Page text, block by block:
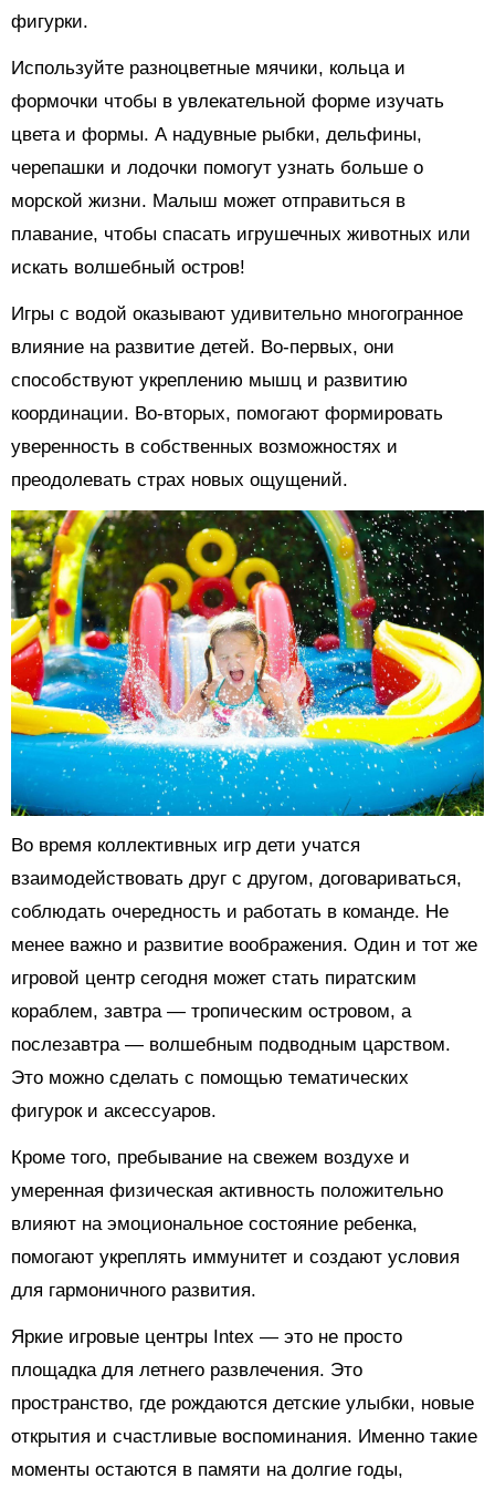
фигурки.
Используйте разноцветные мячики, кольца и
формочки чтобы в увлекательной форме изучать
цвета и формы. А надувные рыбки, дельфины,
черепашки и лодочки помогут узнать больше о
морской жизни. Малыш может отправиться в
плавание, чтобы спасать игрушечных животных или
искать волшебный остров!
Игры с водой оказывают удивительно многогранное
влияние на развитие детей. Во-первых, они
способствуют укреплению мышц и развитию
координации. Во-вторых, помогают формировать
уверенность в собственных возможностях и
преодолевать страх новых ощущений.
Во время коллективных игр дети учатся
взаимодействовать друг с другом, договариваться,
соблюдать очередность и работать в команде. Не
менее важно и развитие воображения. Один и тот же
игровой центр сегодня может стать пиратским
кораблем, завтра — тропическим островом, а
послезавтра — волшебным подводным царством.
Это можно сделать с помощью тематических
фигурок и аксессуаров.
Кроме того, пребывание на свежем воздухе и
умеренная физическая активность положительно
влияют на эмоциональное состояние ребенка,
помогают укреплять иммунитет и создают условия
для гармоничного развития.
Яркие игровые центры Intex — это не просто
площадка для летнего развлечения. Это
пространство, где рождаются детские улыбки, новые
открытия и счастливые воспоминания. Именно такие
моменты остаются в памяти на долгие годы,